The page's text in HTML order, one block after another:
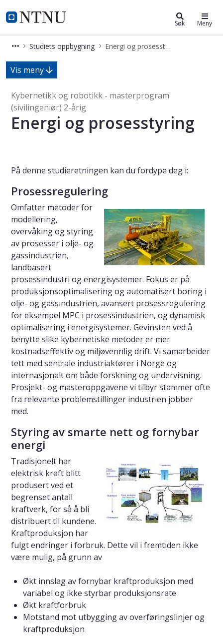
NTNU Hjemmeside
Kybernetikk og robotikk - master
Søk Meny
Studiets oppbygning Energi og prosesstyring
Energi og prosesstyring
Vis meny
Kybernetikk og robotikk - masterprogram
(sivilingeniør) 2-årig
Energi og prosesstyring
På denne studieretningen kan du fordype deg i:
Prosessregulering
Omfatter metoder for
modellering,
overvåking og styring
av prosesser i olje- og
gassindustrien,
landbasert
prosessindustri og energisystemer. Fokus er på
produksjonsoptimalisering og automatisert boring i
olje- og gassindustrien, avansert prosessregulering
for eksempel MPC i prosessindustrien, og dynamisk
optimalisering i energisystemer. Gevinsten ved å
benytte slike kybernetiske metoder er mer
kostnadseffektiv og miljøvennlig drift. Vi samarbeider
tett med sentrale industriaktører i Norge og
internasjonalt om både forskning og undervisning.
Prosjekt- og masteroppgavene vi tilbyr stammer ofte
fra relevante problemstillinger industrien jobber
med.
Styring av smarte nett og fornybar
energi
Tradisjonelt har
elektrisk kraft blitt
produsert ved et
begrenset antall
kraftverk, for så å bli
distribuert til kundene.
Kraftproduksjon har
fulgt endringer i forbruk. Dette vil i fremtiden ikke
være mulig, på grunn av
Økt innslag av fornybar kraftproduksjon med
variabel og ikke styrbar produksjonsrate
Økt kraftforbruk
Motstand mot utbygging av overføringslinjer og
kraftproduksjon